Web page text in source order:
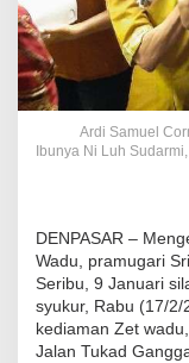
Ardi Samuel
Ibunya Ni Luh
DENPASAR –
Wadu, pramugari
Seribu, 9 Januari
syukur, Rabu (17/
kediaman Zet
Jalan Tukad